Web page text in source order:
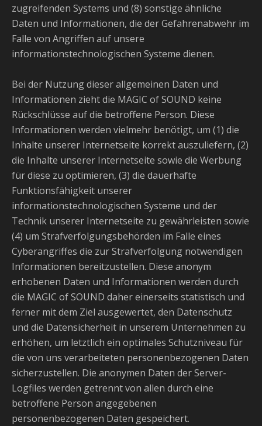
zugreifenden Systems und (8) sonstige ähnliche
Daten und Informationen, die der Gefahrenabwehr im
Falle von Angriffen auf unsere
informationstechnologischen Systeme dienen.
Bei der Nutzung dieser allgemeinen Daten und
Informationen zieht die MAGIC of SOUND keine
Rückschlüsse auf die betroffene Person. Diese
Informationen werden vielmehr benötigt, um (1) die
Inhalte unserer Internetseite korrekt auszuliefern, (2)
die Inhalte unserer Internetseite sowie die Werbung
für diese zu optimieren, (3) die dauerhafte
Funktionsfähigkeit unserer
informationstechnologischen Systeme und der
Technik unserer Internetseite zu gewährleisten sowie
(4) um Strafverfolgungsbehörden im Falle eines
Cyberangriffes die zur Strafverfolgung notwendigen
Informationen bereitzustellen. Diese anonym
erhobenen Daten und Informationen werden durch
die MAGIC of SOUND daher einerseits statistisch und
ferner mit dem Ziel ausgewertet, den Datenschutz
und die Datensicherheit in unserem Unternehmen zu
erhöhen, um letztlich ein optimales Schutzniveau für
die von uns verarbeiteten personenbezogenen Daten
sicherzustellen. Die anonymen Daten der Server-
Logfiles werden getrennt von allen durch eine
betroffene Person angegebenen
personenbezogenen Daten gespeichert.